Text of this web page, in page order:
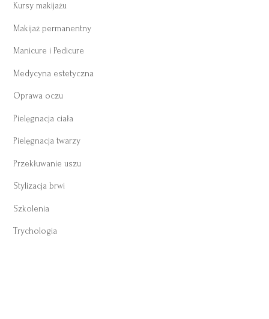
Kursy makijażu
Makijaż permanentny
Manicure i Pedicure
Medycyna estetyczna
Oprawa oczu
Pielęgnacja ciała
Pielęgnacja twarzy
Przekłuwanie uszu
Stylizacja brwi
Szkolenia
Trychologia